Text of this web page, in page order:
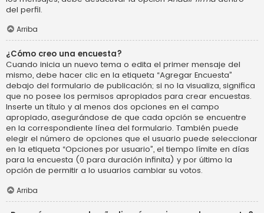
del perfil.
Arriba
¿Cómo creo una encuesta?
Cuando inicia un nuevo tema o edita el primer mensaje del
mismo, debe hacer clic en la etiqueta “Agregar Encuesta”
debajo del formulario de publicación; si no la visualiza, significa
que no posee los permisos apropiados para crear encuestas.
Inserte un título y al menos dos opciones en el campo
apropiado, asegurándose de que cada opción se encuentre
en la correspondiente línea del formulario. También puede
elegir el número de opciones que el usuario puede seleccionar
en la etiqueta “Opciones por usuario”, el tiempo límite en días
para la encuesta (0 para duración infinita) y por último la
opción de permitir a lo usuarios cambiar su votos.
Arriba